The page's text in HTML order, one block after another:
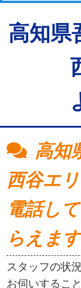
高知県
高知
西谷エ
電話し
らえま
スタッフの状
お伺いするこ